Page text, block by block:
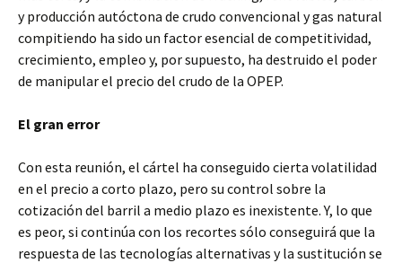
y producción autóctona de crudo convencional y gas natural
compitiendo ha sido un factor esencial de competitividad,
crecimiento, empleo y, por supuesto, ha destruido el poder
de manipular el precio del crudo de la OPEP.
El gran error
Con esta reunión, el cártel ha conseguido cierta volatilidad
en el precio a corto plazo, pero su control sobre la
cotización del barril a medio plazo es inexistente. Y, lo que
es peor, si continúa con los recortes sólo conseguirá que la
respuesta de las tecnologías alternativas y la sustitución se